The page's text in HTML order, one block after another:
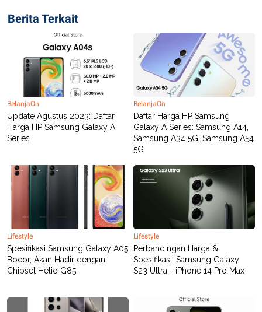
Berita Terkait
BelanjaOn
Update Agustus 2023: Daftar
Harga HP Samsung Galaxy A
Series
BelanjaOn
Daftar Harga HP Samsung
Galaxy A Series: Samsung A14,
Samsung A34 5G, Samsung A54
5G
Lifestyle
Spesifikasi Samsung Galaxy A05
Bocor, Akan Hadir dengan
Chipset Helio G85
Lifestyle
Perbandingan Harga &
Spesifikasi: Samsung Galaxy
S23 Ultra - iPhone 14 Pro Max